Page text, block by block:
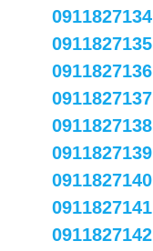
0911827134
0911827135
0911827136
0911827137
0911827138
0911827139
0911827140
0911827141
0911827142